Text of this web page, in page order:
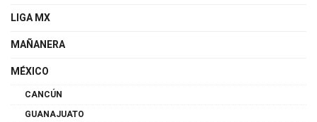
LIGA MX
MAÑANERA
MÉXICO
CANCÚN
GUANAJUATO